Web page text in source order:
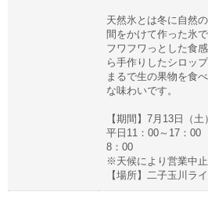
天然氷とは冬に自然
間をかけて作った氷
フワフワっとした食
ら手作りしたシロッ
まるで生の果物を食
な味わいです。
【期間】7月13日（
平日11：00～17：
8：00
※天候により営業中
【場所】二子玉川ラ